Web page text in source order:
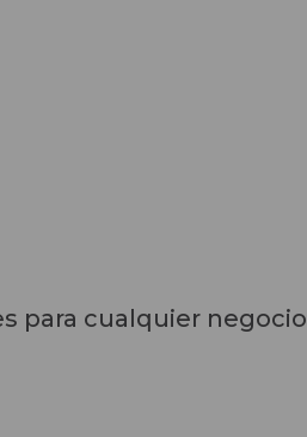
para cualquier negocio